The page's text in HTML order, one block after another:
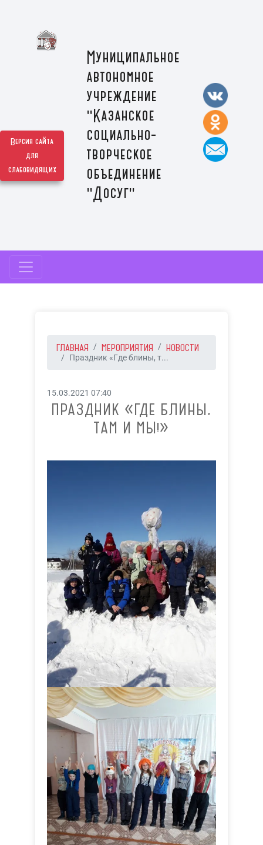
Версия сайта
для
слабовидящих
Муниципальное
автономное
учреждение
"Казанское
социально-
творческое
объединение
"Досуг"
ГЛАВНАЯ МЕРОПРИЯТИЯ НОВОСТИ
Праздник «Где блины, т...
15.03.2021 07:40
ПРАЗДНИК «ГДЕ БЛИНЫ,
ТАМ И МЫ!»